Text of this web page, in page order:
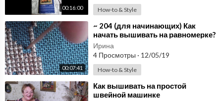
00:16:00 How-to & Style
00:07:41
⁣~ 204 (для начинающих) Как
начать вышивать на равномерке?
Ирина
4 Просмотры · 12/05/19
How-to & Style
⁣Как вышивать на простой
швейной машинке